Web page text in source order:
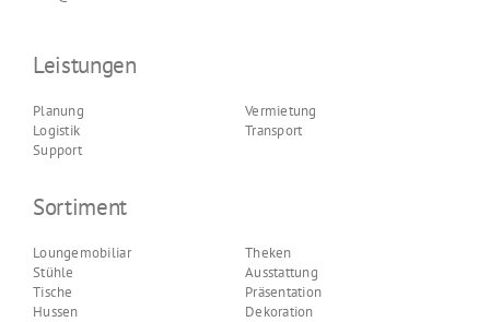
Leistungen
Planung
Logistik
Support
Vermietung
Transport
Sortiment
Loungemobiliar
Stühle
Tische
Hussen
Theken
Ausstattung
Präsentation
Dekoration